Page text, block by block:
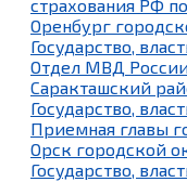
страхования РФ
Оренбург
Государство,
Отдел МВД
Саракташский
Государство,
Приемная главы
Орск городской
Государство,